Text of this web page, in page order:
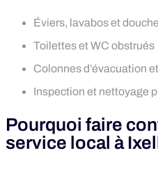
Éviers, lavabos et
Toilettes et WC obstrués
Colonnes d’évacuation
Inspection et nettoyage
Pourquoi faire
service local à